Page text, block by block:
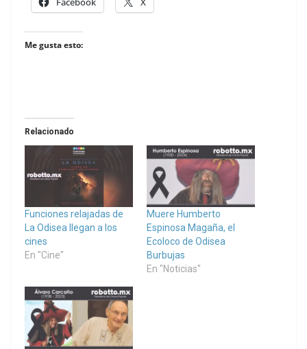
Me gusta esto:
Relacionado
Funciones relajadas de
La Odisea llegan a los
cines
En "Cine"
Muere Humberto
Espinosa Magaña, el
Ecoloco de Odisea
Burbujas
En "Noticias"